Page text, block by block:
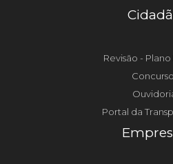
Revisão -
Portal da